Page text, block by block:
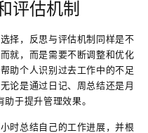
评估机制
择，反思与评估机制同样是不
就，而是需要不断调整和优化
助个人识别过去工作中的不足
论是通过日记、周总结还是月
于提升管理效果。
时总结自己的工作进展，并根